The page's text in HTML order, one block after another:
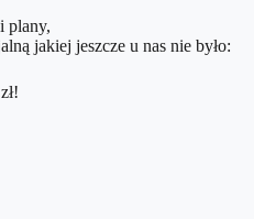
plany,
jakiej jeszcze u nas nie było: